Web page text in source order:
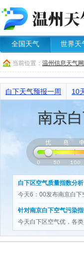
全国天气 世界天
当前位置： 温州信息天气网
白下天气预报一周 10
南京
白下区空气质量指数分析
今天6：00发布南京白
针对南京白下空气污染指
今天白下区空气优，各